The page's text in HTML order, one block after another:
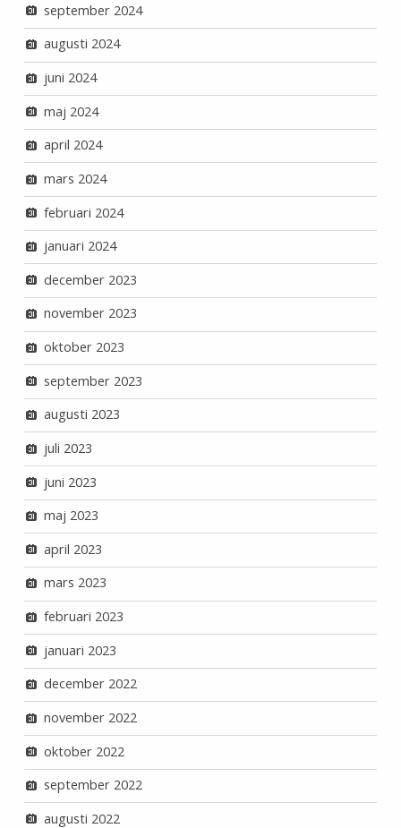
september 2024
augusti 2024
juni 2024
maj 2024
april 2024
mars 2024
februari 2024
januari 2024
december 2023
november 2023
oktober 2023
september 2023
augusti 2023
juli 2023
juni 2023
maj 2023
april 2023
mars 2023
februari 2023
januari 2023
december 2022
november 2022
oktober 2022
september 2022
augusti 2022